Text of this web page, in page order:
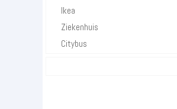
Ikea
Ziekenhuis
Citybus